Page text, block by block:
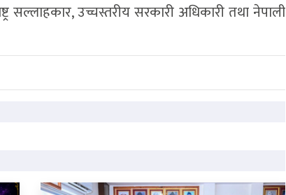
सल्लाहकार, उच्चस्तरीय सरकारी अधिकारी तथा नेपाली